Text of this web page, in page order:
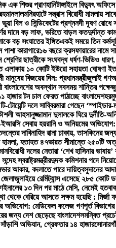
এক শিশুর প্রাণহানিটাঙ্গাইলে বিদ্যুৎ
লালমনিরহাটে সন্ত্রাস বিরোধী মামলায়
বিল ও সিন্ডিকেটের প্রশ্ননদী দূষণ রোধে
দামে বড় লাফ, ভরিতে বাড়ল কতদুর্দান্ত
বড় সংঘাতের ইঙ্গিতএকই সময়ে তিন
কারাগারে১৬ বছরে ক্রসফায়ারের নামে
ছাত্রীকে সংঘবদ্ধ ধর্ষণ-ভিডিও
এলাকায় ১০ কোটি ইউরো সহায়তা ঘোষণা
বিজয়ের দিন: প্রধানমন্ত্রীজুলাই
বাংলাদেশের অবস্থান সবসময় শান্তির পক্ষে
টন চাল ফেরত পাঠাচ্ছে বাংলাদেশ
টোয়েন্টি দলে সাব্বিরমারা গেছেন ‘স্পাইডার-
আহসানুজ্জামান দুলালকে ঘিরে
সেবায় হয়রানি ও অনিয়মের
দাবিনাহিদ রানা ঢাকায়, তাসকিনের
হামলা, হতাহত ৪৭ভারত সীমান্তে ২৫০টি
বিরোধী দলের নেতারা ‘শেখ হাসিনার
স্বরাষ্ট্রমন্ত্রীরদুদক কমিশনার পদে
আকার, বদলাতে পারে দায়িত্বসুদানের
জুলাইয়ে রেমিট্যান্স এসেছে ২৮৫ কোটি
১৩ দিন পর মাঠে মেসি, নেমেই
থেকে বেরিয়ে আসতে সক্ষম হয়েছি : মির্জা
অভিযোগ: মেডিকেল কলেজ গণপূর্ত বিভাগের
জন্য দেশ ছেড়েছে বাংলাদেশসমন্বিত
অভিযান, গ্রেফতার ১৪ হাজার